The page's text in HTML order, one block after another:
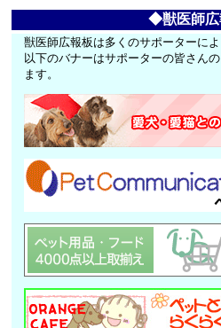
◆獣医師
獣医師広報板は多くのサポーターに
以下のバナーはサポーターの皆さん
ます。